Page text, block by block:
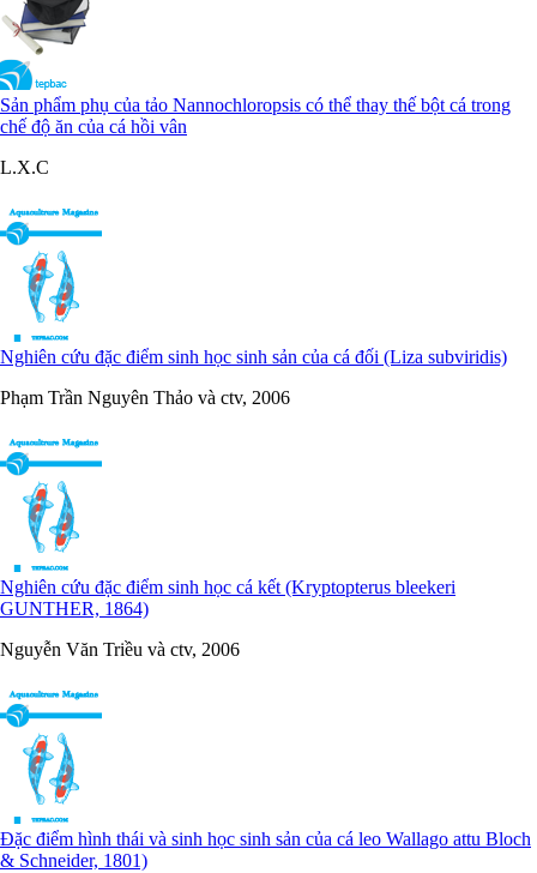
Sản phẩm phụ của tảo Nannochloropsis có thể thay thế bột cá trong
chế độ ăn của cá hồi vân
L.X.C
Nghiên cứu đặc điểm sinh học sinh sản của cá đối (Liza subviridis)
Phạm Trần Nguyên Thảo và ctv, 2006
Nghiên cứu đặc điểm sinh học cá kết (Kryptopterus bleekeri
GUNTHER, 1864)
Nguyễn Văn Triều và ctv, 2006
Đặc điểm hình thái và sinh học sinh sản của cá leo Wallago attu Bloch
& Schneider, 1801)